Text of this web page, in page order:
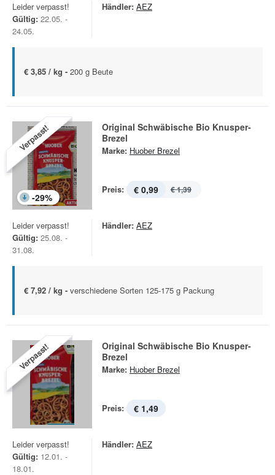
Leider verpasst!
Gültig: 22.05. -
24.05.
Händler: AEZ
€ 3,85 / kg - 200 g Beute
Verpasst!
-29%
Original Schwäbische Bio Knusper-
Brezel
Marke: Huober Brezel
Preis: € 0,99 € 1,39
Leider verpasst!
Gültig: 25.08. -
31.08.
Händler: AEZ
€ 7,92 / kg - verschiedene Sorten 125-175 g Packung
Verpasst!
Original Schwäbische Bio Knusper-
Brezel
Marke: Huober Brezel
Preis: € 1,49
Leider verpasst!
Gültig: 12.01. -
18.01.
Händler: AEZ